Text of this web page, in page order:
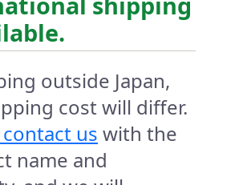
outside Japan,
cost will differ.
contact us with the
name and